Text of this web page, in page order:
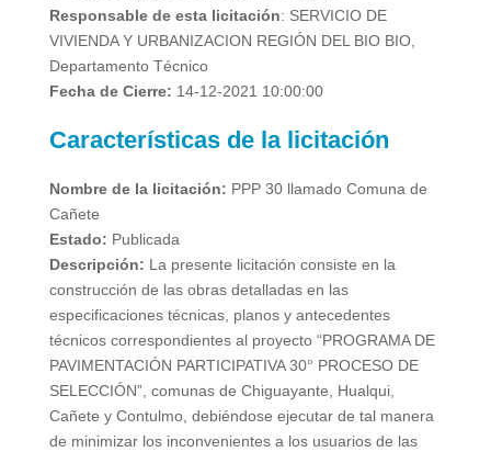
Responsable de esta licitación: SERVICIO DE
VIVIENDA Y URBANIZACION REGIÓN DEL BIO BIO,
Departamento Técnico
Fecha de Cierre: 14-12-2021 10:00:00
Características de la licitación
Nombre de la licitación: PPP 30 llamado Comuna de
Cañete
Estado: Publicada
Descripción: La presente licitación consiste en la
construcción de las obras detalladas en las
especificaciones técnicas, planos y antecedentes
técnicos correspondientes al proyecto “PROGRAMA DE
PAVIMENTACIÓN PARTICIPATIVA 30° PROCESO DE
SELECCIÓN”, comunas de Chiguayante, Hualqui,
Cañete y Contulmo, debiéndose ejecutar de tal manera
de minimizar los inconvenientes a los usuarios de las